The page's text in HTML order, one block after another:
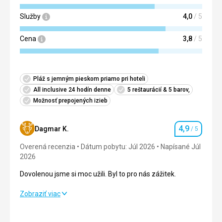
Služby 4,0 / 5
Cena 3,8 / 5
Pláž s jemným pieskom priamo pri hoteli
All inclusive 24 hodín denne
5 reštaurácií & 5 barov,
Možnosť prepojených izieb
Dagmar K. Hodnotenie
4,9 / 5
Overená recenzia Dátum pobytu: Júl 2026
Napísané Júl
2026
Dovolenou jsme si moc užili. Byl to pro nás zážitek.
Dovolenou jsme si moc užili. Byl to pro nás zážitek.
Zobraziť viac